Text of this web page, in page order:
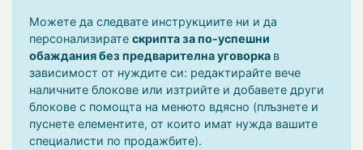
Можете да следвате инструкциите ни и да
персонализирате скрипта за по-успешни
обаждания без предварителна уговорка в
зависимост от нуждите си: редактирайте вече
наличните блокове или изтрийте и добавете други
блокове с помощта на менюто вдясно (плъзнете и
пуснете елементите, от които имат нужда вашите
специалисти по продажбите).